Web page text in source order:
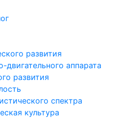
развития
аппарата
развития
спектра
культура